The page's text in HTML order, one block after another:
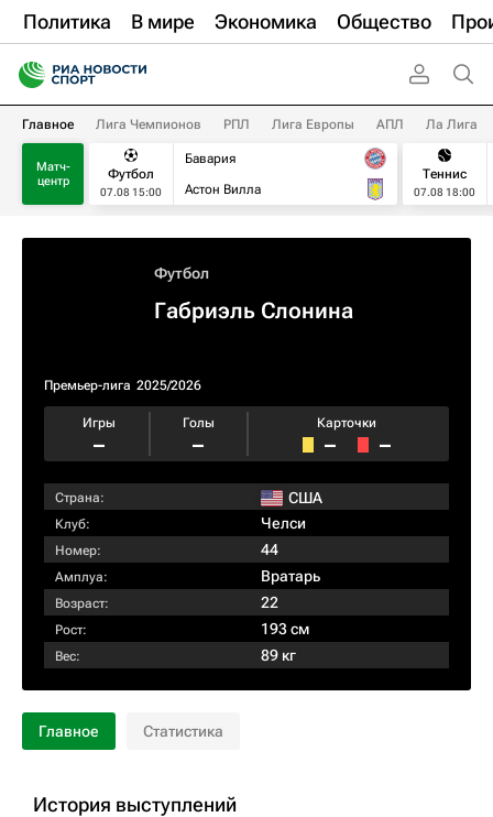
Политика В мире Экономика Общество
Главное Лига Чемпионов РПЛ Лига Европы АПЛ Ла Лига
Матч-
центр
Футбол
07.08 15:00
Бавария
Астон Вилла
Теннис
07.08 18:00
Футбол
Габриэль Слонина
Премьер-лига 2025/2026
Игры
–
Голы
–
Карточки
– –
Страна: США
Клуб: Челси
Номер: 44
Амплуа: Вратарь
Возраст: 22
Рост: 193 см
Вес: 89 кг
Главное Статистика
История выступлений